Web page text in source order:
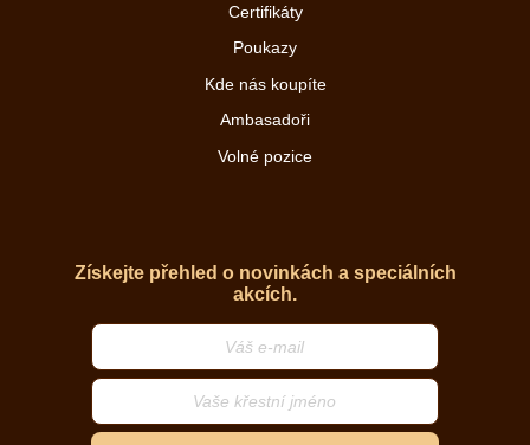
Certifikáty
Poukazy
Kde nás koupíte
Ambasadoři
Volné pozice
Získejte přehled o novinkách a speciálních
akcích.